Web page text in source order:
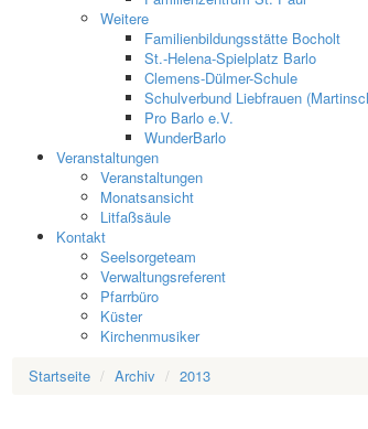
Weitere
Familienbildungsstätte Bocholt
St.-Helena-Spielplatz Barlo
Clemens-Dülmer-Schule
Schulverbund Liebfrauen
Pro Barlo e.V.
WunderBarlo
Veranstaltungen
Veranstaltungen
Monatsansicht
Litfaßsäule
Kontakt
Seelsorgeteam
Verwaltungsreferent
Pfarrbüro
Küster
Kirchenmusiker
Startseite
Archiv 2013